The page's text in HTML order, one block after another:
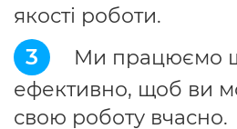
якості роботи.
3
Ми працюємо
ефективно, щоб ви
свою роботу вчасно.